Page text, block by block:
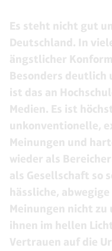
Es steht nicht gut
Deutschland. In
ängstlicher
Besonders deutlich
ist das an
Medien. Es ist
unkonventionelle,
Meinungen und
wieder als
als Gesellschaft so
hässliche,
Meinungen nicht
ihnen im hellen
Vertrauen auf die